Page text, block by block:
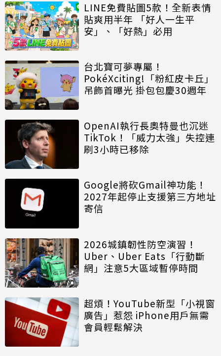
LINE免費貼圖5款！全新表情
貼爽用半年 「好人一生平
安」、「好熱」必用
台北寶可夢專屬！
PokéXciting!「粉紅皮卡丘」
吊飾首曝光 掛包包慶30週年
OpenAI執行長奧特曼也沉迷
TikTok！「威力太強」失控連
刷3小時已移除
Google將砍Gmail神功能！
2027年起停止支援第三方地址
寄信
2026城鎮韌性防空演習！
Uber、Uber Eats「行動斷
網」注意5大區域暫停時間
超煩！YouTube新型「小視窗
廣告」惹怨 iPhone用戶無需
會員輕鬆解決